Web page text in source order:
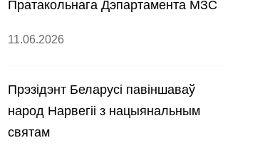
Пратакольнага Дэпартамента МЗС
11.06.2026
Прэзідэнт Беларусі павіншаваў
народ Нарвегіі з нацыянальным
святам